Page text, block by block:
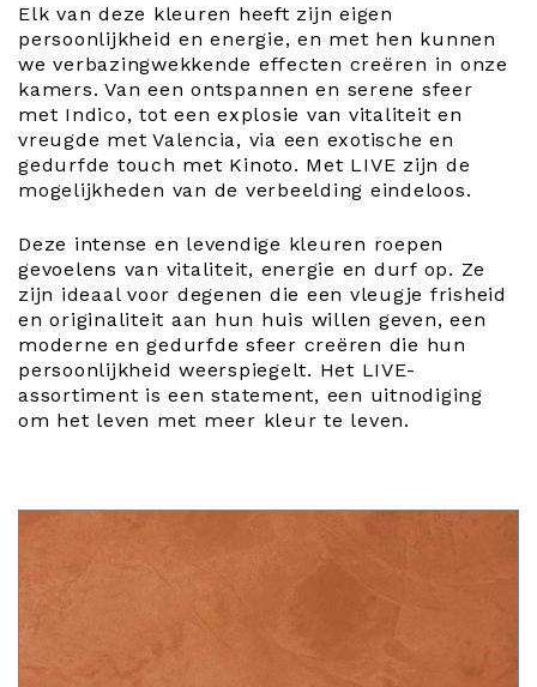
Elk van deze kleuren heeft zijn eigen
persoonlijkheid en energie, en met hen kunnen
we verbazingwekkende effecten creëren in onze
kamers. Van een ontspannen en serene sfeer
met Indico, tot een explosie van vitaliteit en
vreugde met Valencia, via een exotische en
gedurfde touch met Kinoto. Met LIVE zijn de
mogelijkheden van de verbeelding eindeloos.
Deze intense en levendige kleuren roepen
gevoelens van vitaliteit, energie en durf op. Ze
zijn ideaal voor degenen die een vleugje frisheid
en originaliteit aan hun huis willen geven, een
moderne en gedurfde sfeer creëren die hun
persoonlijkheid weerspiegelt. Het LIVE-
assortiment is een statement, een uitnodiging
om het leven met meer kleur te leven.